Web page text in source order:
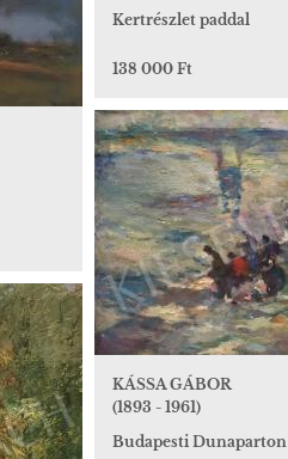
Kertrészlet paddal
138 000 Ft
KÁSSA GÁBOR
(1893 - 1961)
Budapesti Dunaparton